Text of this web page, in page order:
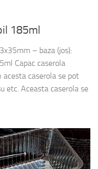
185ml
– baza (jos):
Capac caserola
caserola se pot
etc. Aceasta caserola se